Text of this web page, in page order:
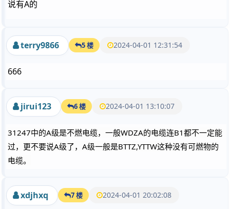
说有A的
terry9866 5 楼 2024-04-01 12:31:54
666
jirui123 6 楼 2024-04-01 13:10:07
31247中的A级是不燃电缆，一般WDZA的电缆连B1都不一定能
过，更不要说A级了，A级一般是BTTZ,YTTW这种没有可燃物的
电缆。
xdjhxq 7 楼 2024-04-01 20:02:08